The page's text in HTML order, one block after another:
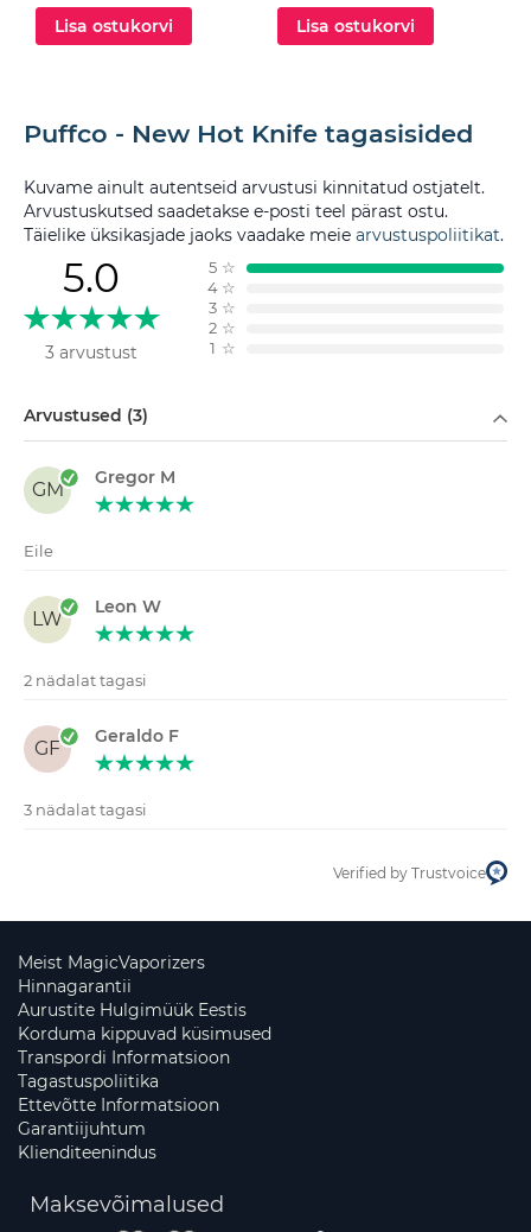
Lisa ostukorvi Lisa ostukorvi
Puffco - New Hot Knife tagasisided
Kuvame ainult autentseid arvustusi kinnitatud ostjatelt.
Arvustuskutsed saadetakse e-posti teel pärast ostu.
Täielike üksikasjade jaoks vaadake meie arvustuspoliitikat.
5.0
3 arvustust
5 ☆
4 ☆
3 ☆
2 ☆
1 ☆
Arvustused (3)
GM
Gregor M
Eile
LW
Leon W
2 nädalat tagasi
GF
Geraldo F
3 nädalat tagasi
Verified by Trustvoice
Meist MagicVaporizers
Hinnagarantii
Aurustite Hulgimüük Eestis
Korduma kippuvad küsimused
Transpordi Informatsioon
Tagastuspoliitika
Ettevõtte Informatsioon
Garantiijuhtum
Klienditeenindus
Maksevõimalused